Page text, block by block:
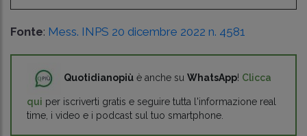
Fonte: Mess. INPS 20 dicembre 2022 n. 4581
Quotidianopiù è anche su WhatsApp! Clicca
qui per iscriverti gratis e seguire tutta l'informazione real
time, i video e i podcast sul tuo smartphone.